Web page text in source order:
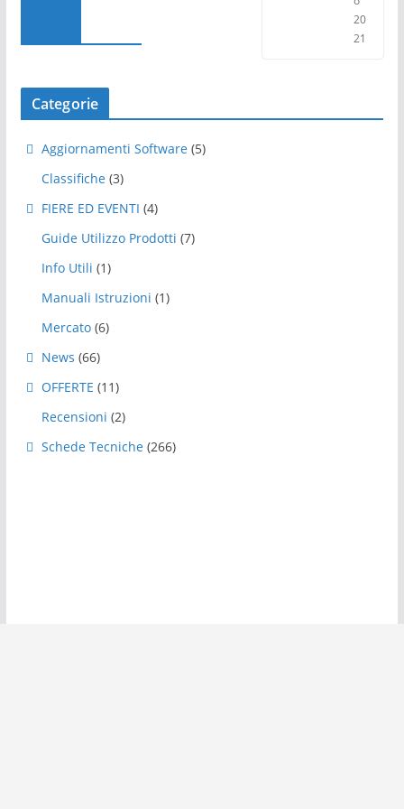
20
21
Categorie
Aggiornamenti Software (5)
Classifiche (3)
FIERE ED EVENTI (4)
Guide Utilizzo Prodotti (7)
Info Utili (1)
Manuali Istruzioni (1)
Mercato (6)
News (66)
OFFERTE (11)
Recensioni (2)
Schede Tecniche (266)